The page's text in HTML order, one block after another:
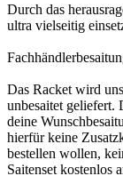
Durch das
ultra vielseitig
Das Racket wird
unbesaitet geliefert.
deine
hierfür keine
bestellen wollen,
Saitenset kostenlos